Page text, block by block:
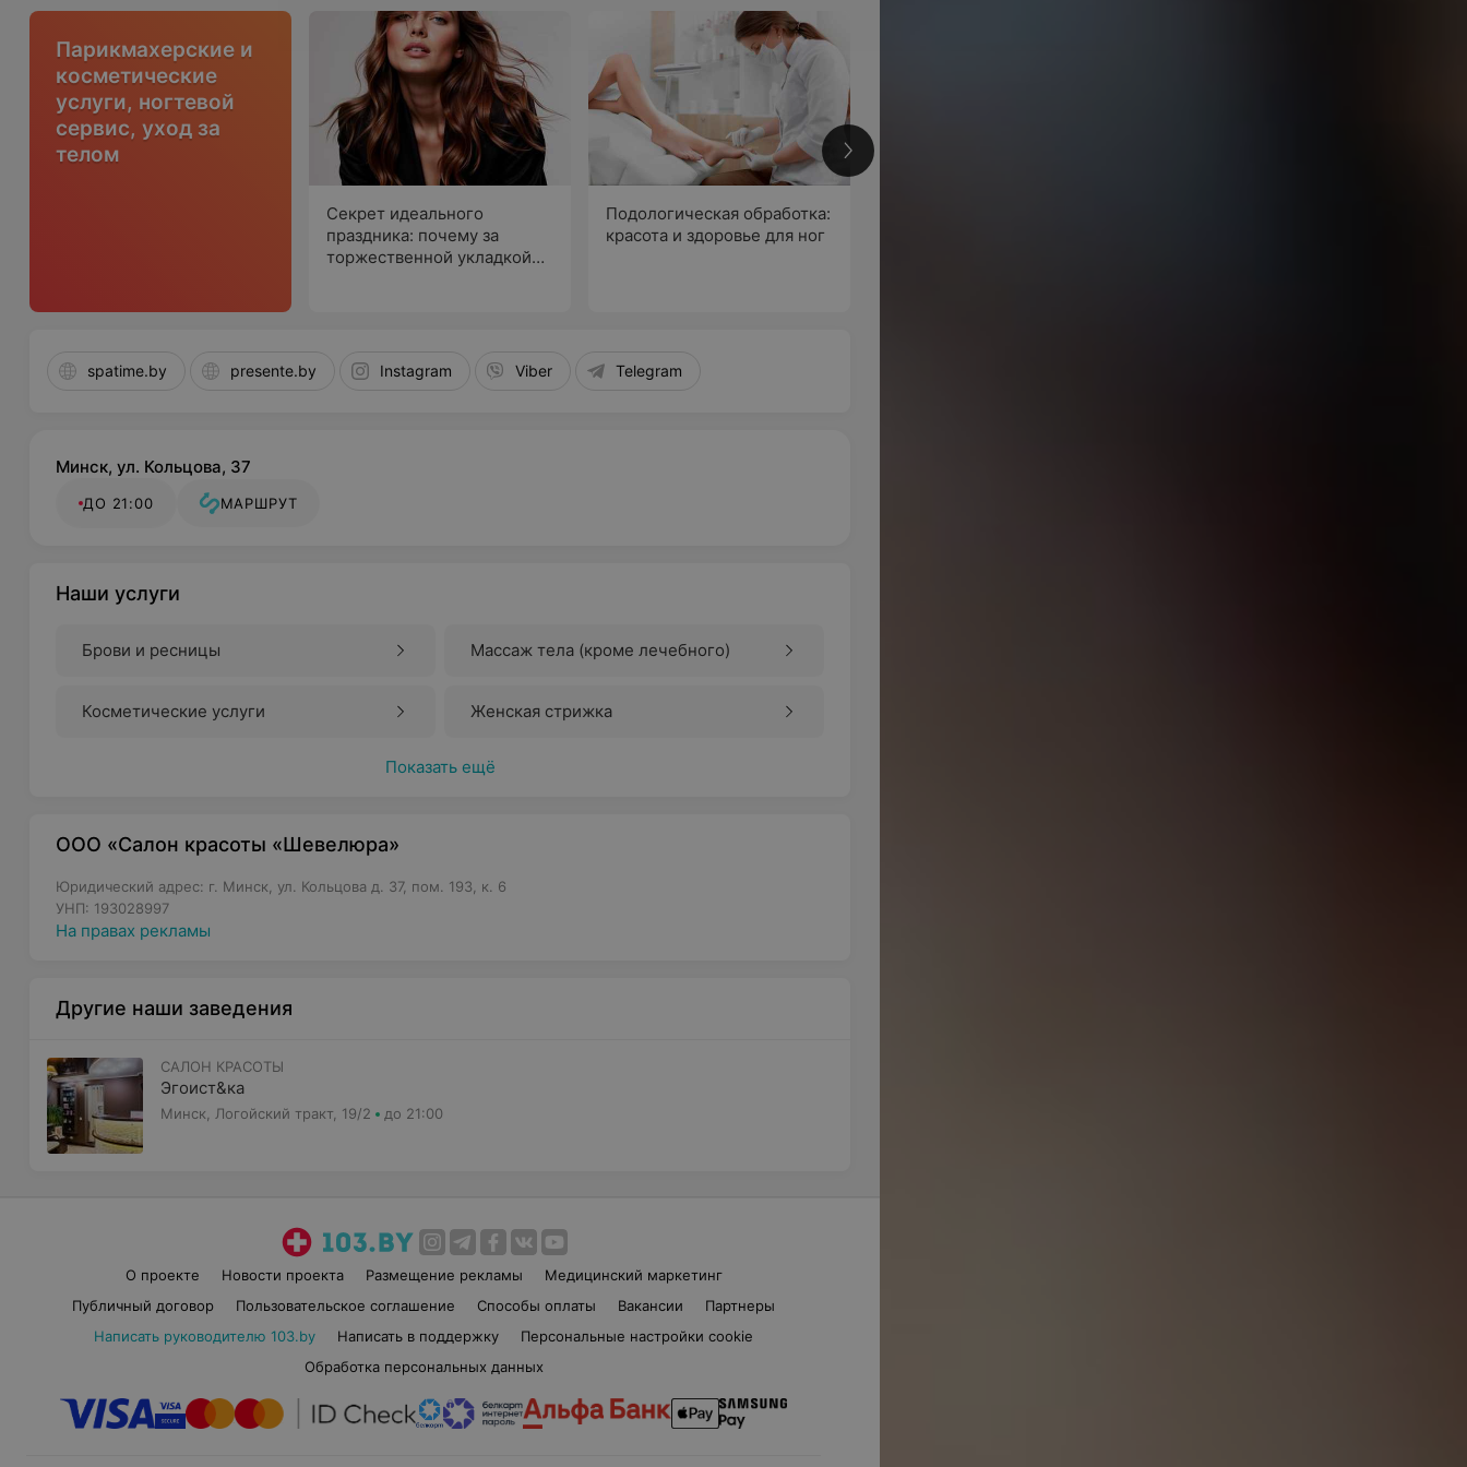
Парикмахерские и
косметические
услуги, ногтевой
сервис, уход за
телом
Секрет идеального
праздника: почему за
торжественной укладкой
Подологическая обработка:
красота и здоровье для ног
spatime.by presente.by Instagram Viber Telegram
Минск, ул. Кольцова, 37
ДО 21:00 МАРШРУТ
Наши услуги
Брови и ресницы Массаж тела (кроме лечебного)
Косметические услуги Женская стрижка
Показать ещё
ООО «Салон красоты «Шевелюра»
Юридический адрес: г. Минск, ул. Кольцова д. 37, пом. 193, к. 6
УНП: 193028997
На правах рекламы
Другие наши заведения
САЛОН КРАСОТЫ
Эгоист&ка
Минск, Логойский тракт, 19/2 до 21:00
О проекте Новости проекта Размещение рекламы
Медицинский маркетинг
Публичный договор
Пользовательское соглашение Способы оплаты Вакансии
Партнеры
Написать руководителю 103.by
Написать в поддержку
Персональные настройки cookie
Обработка персональных данных